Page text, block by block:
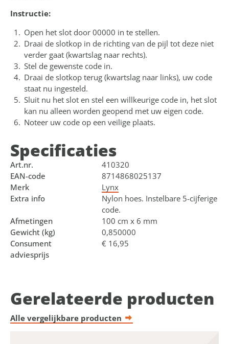
Instructie:
Open het slot door 00000 in te stellen.
Draai de slotkop in de richting van de pijl tot deze niet
verder gaat (kwartslag naar rechts).
Stel de gewenste code in.
Draai de slotkop terug (kwartslag naar links), uw code
staat nu ingesteld.
Sluit nu het slot en stel een willkeurige code in, het slot
kan nu alleen worden geopend met uw eigen code.
Noteer uw code op een veilige plaats.
Specificaties
Art.nr.
410320
EAN-code
8714868025137
Merk
Lynx
Extra info
Nylon hoes. Instelbare 5-cijferige
code.
Afmetingen
100 cm x 6 mm
Gewicht (kg)
0,850000
Consument
adviesprijs
€ 16,95
Gerelateerde producten
Alle vergelijkbare producten